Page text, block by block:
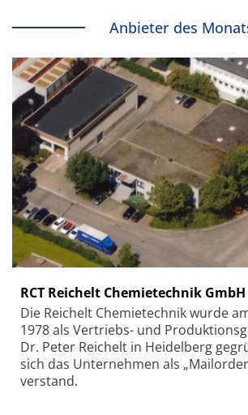
Anbieter des
RCT Reichelt Chemietechnik GmbH
Die Reichelt Chemietechnik wurde
1978 als Vertriebs- und
Dr. Peter Reichelt in Heidelberg
sich das Unternehmen als
verstand.